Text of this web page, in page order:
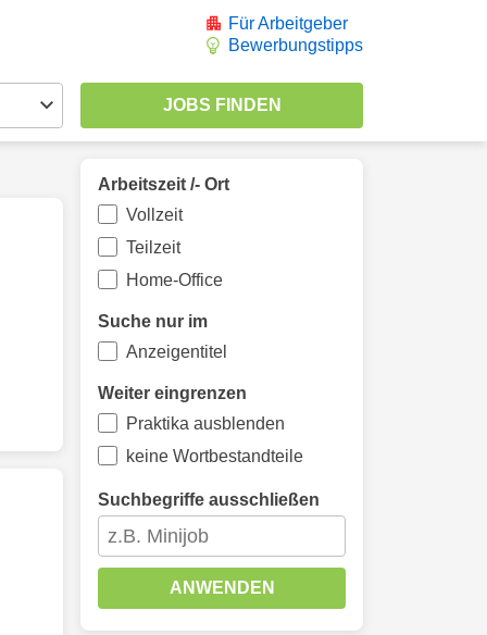
Für Arbeitgeber
Bewerbungstipps
Arbeitszeit /- Ort
Vollzeit
Teilzeit
Home-Office
Suche nur im
Anzeigentitel
Weiter eingrenzen
Praktika ausblenden
keine Wortbestandteile
Suchbegriffe ausschließen
ANWENDEN